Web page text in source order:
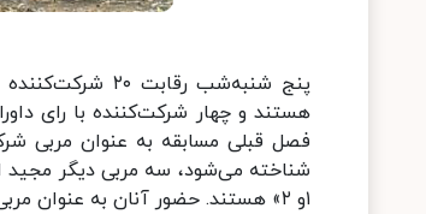
هستند و چهار شرکت‌کننده با رای
شناخته می‌شود، سه مربی دیگر مجید
۱و ۲» هستند. حضور آنان به عنوان مربی، چه تاثیری در کیفیت اجراهای شرکت‌کنندگان داشته است؟